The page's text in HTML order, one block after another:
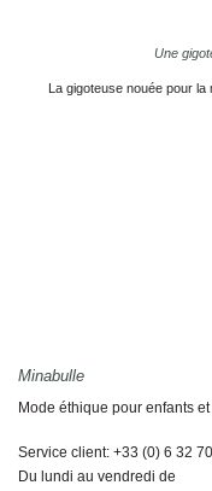
Une
La gigoteuse nouée pour
Minabulle
Mode éthique pour enfants et
Service client: +33 (0) 6 32
Du lundi au vendredi de